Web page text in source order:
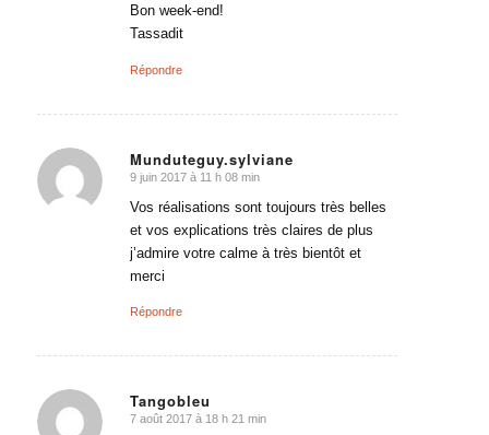
Bon week-end!
Tassadit
Répondre
Munduteguy.sylviane
dit
:
9 juin 2017 à 11 h 08 min
Vos réalisations sont toujours très belles
et vos explications très claires de plus
j’admire votre calme à très bientôt et
merci
Répondre
Tangobleu
dit
7 août 2017 à 18 h 21 min